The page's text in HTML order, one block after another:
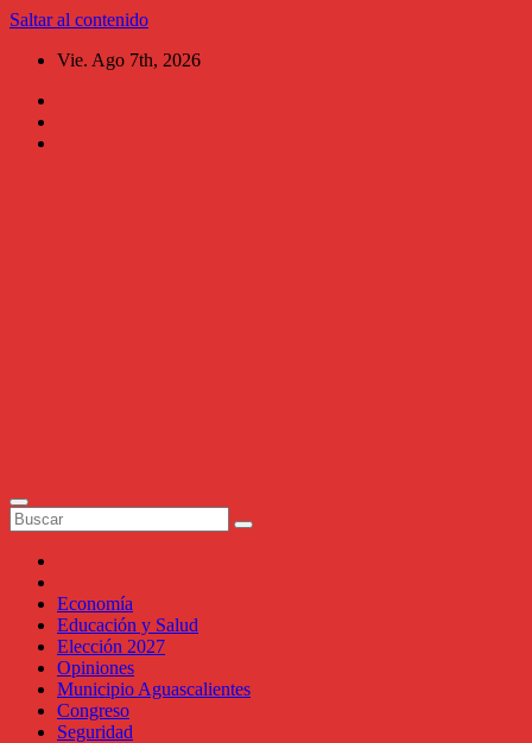
Saltar al contenido
Vie. Ago 7th, 2026
Economía
Educación y Salud
Elección 2027
Opiniones
Municipio Aguascalientes
Congreso
Seguridad